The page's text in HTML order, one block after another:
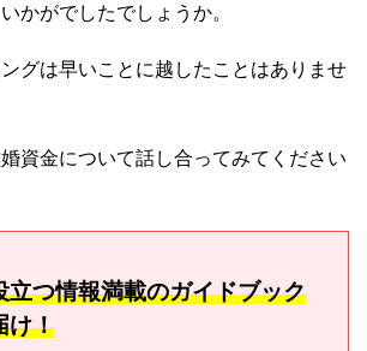
かがでしたでしょうか。
グは早いことに越したことはありませ
資金について話し合ってみてください
立つ情報満載のガイドブック
け！